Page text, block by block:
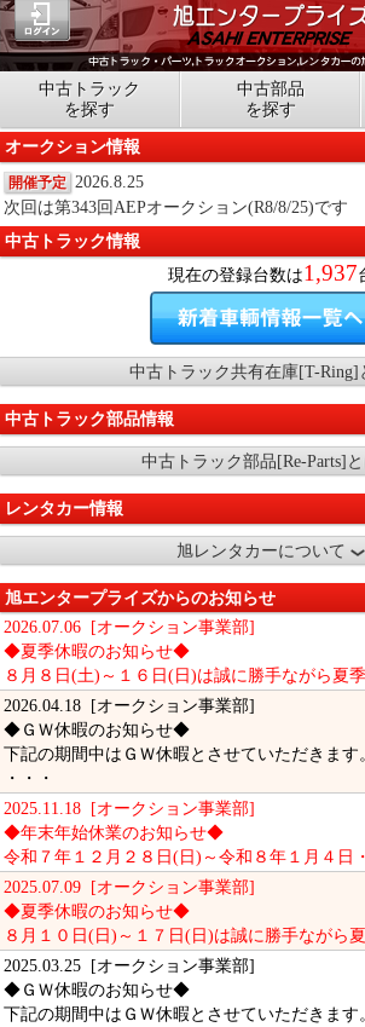
中古トラック
を探す
中古部品
を探す
オークション情報
開催予定
2026.8.25
次回は第343回AEPオークション(R8/8/25)です
中古トラック情報
現在の登録台数は1,937
中古トラック共有在庫[T-Ring]
中古トラック部品情報
中古トラック部品[Re-Parts]
レンタカー情報
旭レンタカーについて
旭エンタープライズからのお知らせ
2026.07.06 [オークション事業部]
◆夏季休暇のお知らせ◆
８月８日(土)～１６日(日)は誠に勝手ながら夏
2026.04.18 [オークション事業部]
◆ＧＷ休暇のお知らせ◆
下記の期間中はＧＷ休暇とさせていただきます。
・・・
2025.11.18 [オークション事業部]
◆年末年始休業のお知らせ◆
令和７年１２月２８日(日)～令和８年１月４日
2025.07.09 [オークション事業部]
◆夏季休暇のお知らせ◆
８月１０日(日)～１７日(日)は誠に勝手ながら
2025.03.25 [オークション事業部]
◆ＧＷ休暇のお知らせ◆
下記の期間中はＧＷ休暇とさせていただきます。